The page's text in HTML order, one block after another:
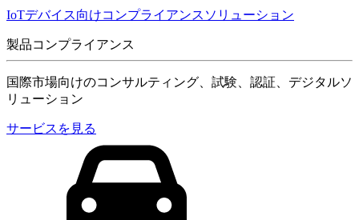
IoTデバイス向けコンプライアンスソリューション
製品コンプライアンス
国際市場向けのコンサルティング、試験、認証、デジタルソ
リューション
サービスを見る